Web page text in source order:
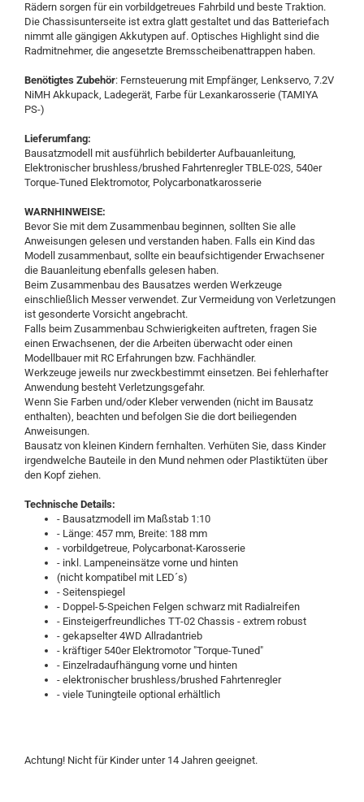
Rädern sorgen für ein vorbildgetreues Fahrbild und beste Traktion.
Die Chassisunterseite ist extra glatt gestaltet und das Batteriefach
nimmt alle gängigen Akkutypen auf. Optisches Highlight sind die
Radmitnehmer, die angesetzte Bremsscheibenattrappen haben.
Benötigtes Zubehör: Fernsteuerung mit Empfänger, Lenkservo, 7.2V
NiMH Akkupack, Ladegerät, Farbe für Lexankarosserie (TAMIYA
PS-)
Lieferumfang:
Bausatzmodell mit ausführlich bebilderter Aufbauanleitung,
Elektronischer brushless/brushed Fahrtenregler TBLE-02S, 540er
Torque-Tuned Elektromotor, Polycarbonatkarosserie
WARNHINWEISE:
Bevor Sie mit dem Zusammenbau beginnen, sollten Sie alle
Anweisungen gelesen und verstanden haben. Falls ein Kind das
Modell zusammenbaut, sollte ein beaufsichtigender Erwachsener
die Bauanleitung ebenfalls gelesen haben.
Beim Zusammenbau des Bausatzes werden Werkzeuge
einschließlich Messer verwendet. Zur Vermeidung von Verletzungen
ist gesonderte Vorsicht angebracht.
Falls beim Zusammenbau Schwierigkeiten auftreten, fragen Sie
einen Erwachsenen, der die Arbeiten überwacht oder einen
Modellbauer mit RC Erfahrungen bzw. Fachhändler.
Werkzeuge jeweils nur zweckbestimmt einsetzen. Bei fehlerhafter
Anwendung besteht Verletzungsgefahr.
Wenn Sie Farben und/oder Kleber verwenden (nicht im Bausatz
enthalten), beachten und befolgen Sie die dort beiliegenden
Anweisungen.
Bausatz von kleinen Kindern fernhalten. Verhüten Sie, dass Kinder
irgendwelche Bauteile in den Mund nehmen oder Plastiktüten über
den Kopf ziehen.
Technische Details:
- Bausatzmodell im Maßstab 1:10
- Länge: 457 mm, Breite: 188 mm
- vorbildgetreue, Polycarbonat-Karosserie
- inkl. Lampeneinsätze vorne und hinten
(nicht kompatibel mit LED´s)
- Seitenspiegel
- Doppel-5-Speichen Felgen schwarz mit Radialreifen
- Einsteigerfreundliches TT-02 Chassis - extrem robust
- gekapselter 4WD Allradantrieb
- kräftiger 540er Elektromotor "Torque-Tuned"
- Einzelradaufhängung vorne und hinten
- elektronischer brushless/brushed Fahrtenregler
- viele Tuningteile optional erhältlich
Achtung! Nicht für Kinder unter 14 Jahren geeignet.